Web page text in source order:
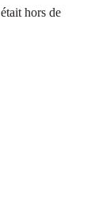
hors de